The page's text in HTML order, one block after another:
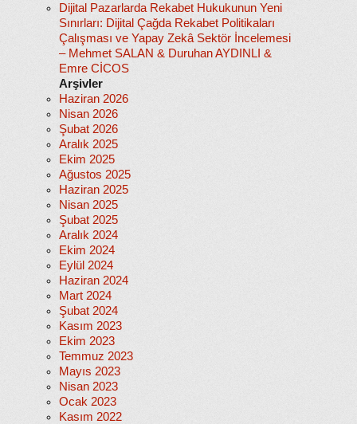
Dijital Pazarlarda Rekabet Hukukunun Yeni
Sınırları: Dijital Çağda Rekabet Politikaları
Çalışması ve Yapay Zekâ Sektör İncelemesi
– Mehmet SALAN & Duruhan AYDINLI &
Emre CİCOS
Arşivler
Haziran 2026
Nisan 2026
Şubat 2026
Aralık 2025
Ekim 2025
Ağustos 2025
Haziran 2025
Nisan 2025
Şubat 2025
Aralık 2024
Ekim 2024
Eylül 2024
Haziran 2024
Mart 2024
Şubat 2024
Kasım 2023
Ekim 2023
Temmuz 2023
Mayıs 2023
Nisan 2023
Ocak 2023
Kasım 2022